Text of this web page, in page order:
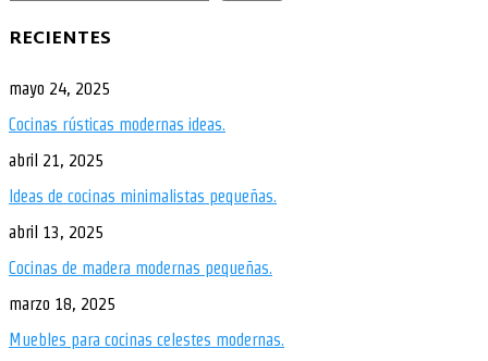
RECIENTES
mayo 24, 2025
Cocinas rústicas modernas ideas.
abril 21, 2025
Ideas de cocinas minimalistas pequeñas.
abril 13, 2025
Cocinas de madera modernas pequeñas.
marzo 18, 2025
Muebles para cocinas celestes modernas.